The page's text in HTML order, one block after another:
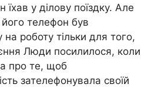
у ділову поїздку. Але
телефон був
роботу тільки для того,
Люди посилилося, коли
про те, щоб
зателефонувала своїй